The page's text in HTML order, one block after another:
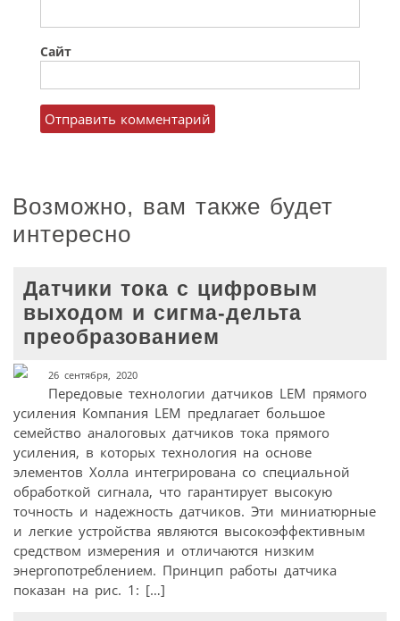
Сайт
Возможно, вам также будет
интересно
Датчики тока с цифровым
выходом и сигма-дельта
преобразованием
26 сентября, 2020
Передовые технологии датчиков LEM прямого
усиления Компания LEM предлагает большое
семейство аналоговых датчиков тока прямого
усиления, в которых технология на основе
элементов Холла интегрирована со специальной
обработкой сигнала, что гарантирует высокую
точность и надежность датчиков. Эти миниатюрные
и легкие устройства являются высокоэффективным
средством измерения и отличаются низким
энергопотреблением. Принцип работы датчика
показан на рис. 1: […]